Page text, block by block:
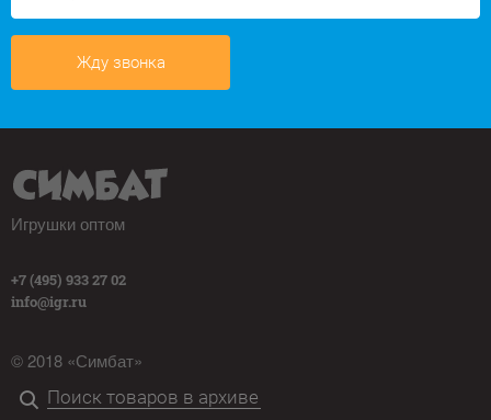
Жду звонка
Игрушки оптом
+7 (495) 933 27 02
info@igr.ru
© 2018 «Симбат»